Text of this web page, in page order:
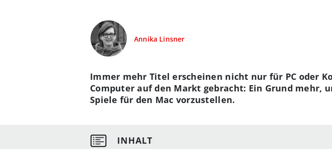
Annika Linsner
Immer mehr Titel erscheinen nicht nur für PC oder
Computer auf den Markt gebracht: Ein Grund mehr,
Spiele für den Mac vorzustellen.